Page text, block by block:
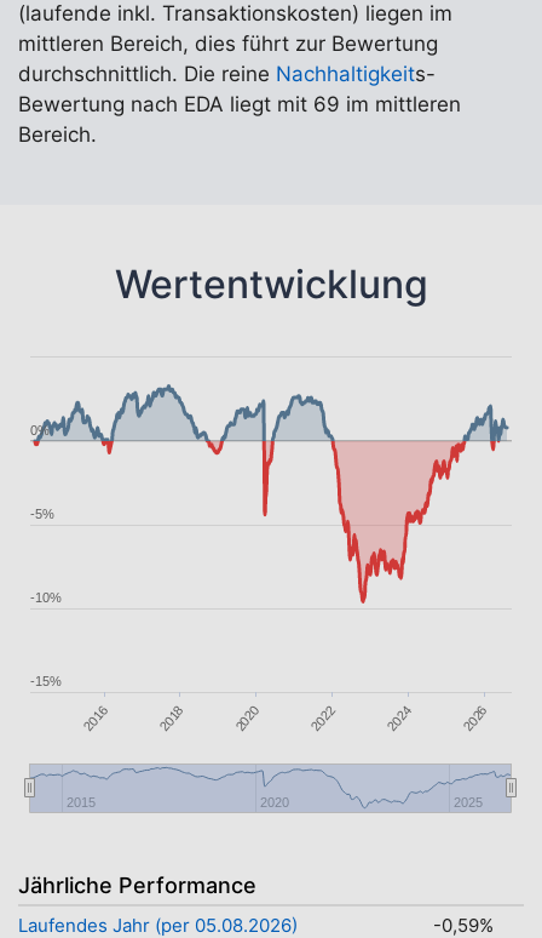
(laufende inkl. Transaktionskosten) liegen im
mittleren Bereich, dies führt zur Bewertung
durchschnittlich. Die reine Nachhaltigkeits-
Bewertung nach EDA liegt mit 69 im mittleren
Bereich.
Wertentwicklung
2016 2018 2020 2022 2024 2026
2015 2020 2025
-15%
-10%
-5%
0%
Jährliche Performance
Laufendes Jahr (per 05.08.2026)
-0,59%